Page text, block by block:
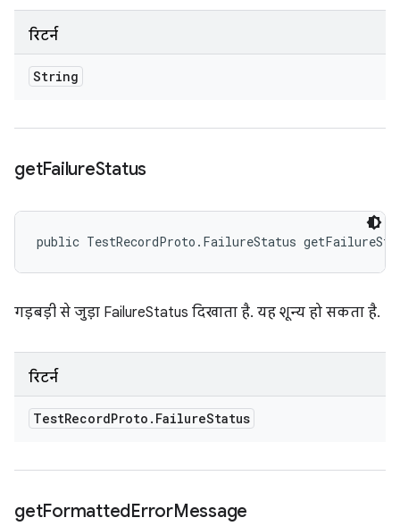
रिटर्न
String
getFailureStatus
public TestRecordProto.FailureStatus
गड़बड़ी से जुड़ा FailureStatus दिखाता है. यह शून्य हो सकता है.
रिटर्न
TestRecordProto . FailureStatus
getFormattedErrorMessage